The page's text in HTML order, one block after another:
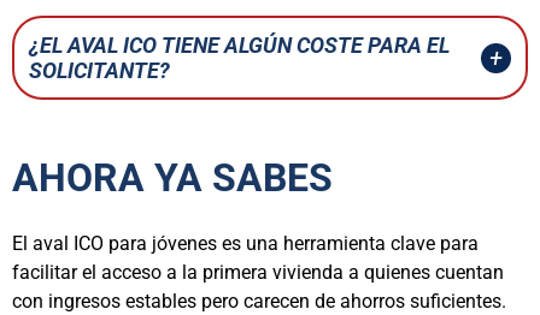
¿EL AVAL ICO TIENE ALGÚN COSTE PARA EL
SOLICITANTE?
AHORA YA SABES
El aval ICO para jóvenes es una herramienta clave para
facilitar el acceso a la primera vivienda a quienes cuentan
con ingresos estables pero carecen de ahorros suficientes.